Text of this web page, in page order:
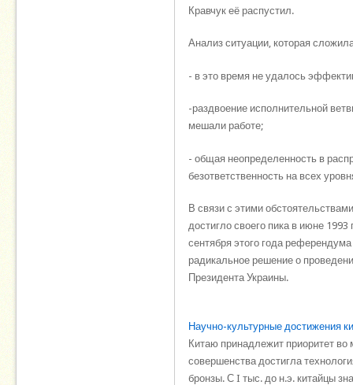
Кравчук её распустил.
Анализ ситуации, которая
- в это время не удалось
-раздвоение исполнительной
мешали работе;
- общая неопределенность в
безответственность на всех
В связи с этими
достигло своего пика в июне
сентября этого года
радикальное решение о
Президента Украины.
Научно-культурные достижения
Китаю принадлежит приоритет во
совершенства достигла
бронзы. С I тыс. до н.э. китайцы